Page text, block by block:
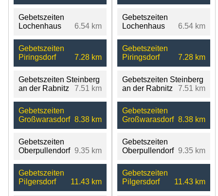
Gebetszeiten
Lochenhaus
6.54 km
Gebetszeiten
Piringsdorf
7.28 km
Gebetszeiten Steinberg
an der Rabnitz
7.51 km
Gebetszeiten
Großwarasdorf 8.38 km
Gebetszeiten
Oberpullendorf 9.35 km
Gebetszeiten
Pilgersdorf
11.43 km
Gebetszeiten
Lochenhaus
6.54 km
Gebetszeiten
Piringsdorf
7.28 km
Gebetszeiten Steinberg
an der Rabnitz
7.51 km
Gebetszeiten
Großwarasdorf 8.38 km
Gebetszeiten
Oberpullendorf 9.35 km
Gebetszeiten
Pilgersdorf
11.43 km